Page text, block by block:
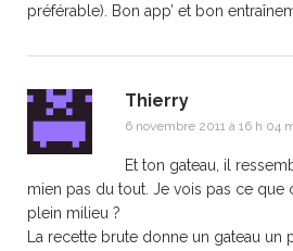
préférable). Bon app’ et bon
Thierry
6 novembre 2011 à 16 h 04
Et ton gateau, il
mien pas du tout. Je vois pas ce que
plein milieu ?
La recette brute donne un gateau un